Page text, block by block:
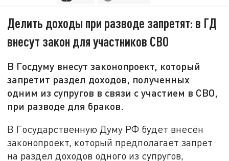
Делить доходы при разводе запретят: в ГД
внесут закон для участников СВО
В Госдуму внесут законопроект, который
запретит раздел доходов, полученных
одним из супругов в связи с участием в СВО,
при разводе для браков.
В Государственную Думу РФ будет внесён
законопроект, который предполагает запрет
на раздел доходов одного из супругов,